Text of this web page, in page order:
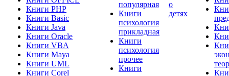
Книги PHP
Книги Basic
Книги Java
Книги Oracle
Книги VBA
Книги Maya
Книги UML
Книги Corel
популярная
Книги
психология
прикладная
Книги
психология
прочее
Книги
о
детях